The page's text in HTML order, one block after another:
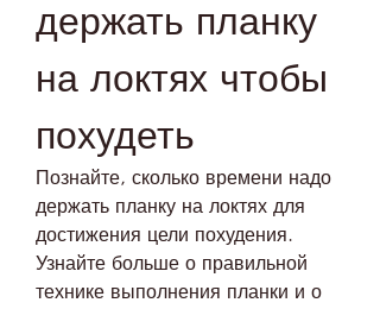
держать планку
на локтях чтобы
похудеть
Познайте, сколько времени надо
держать планку на локтях для
достижения цели похудения.
Узнайте больше о правильной
технике выполнения планки и о